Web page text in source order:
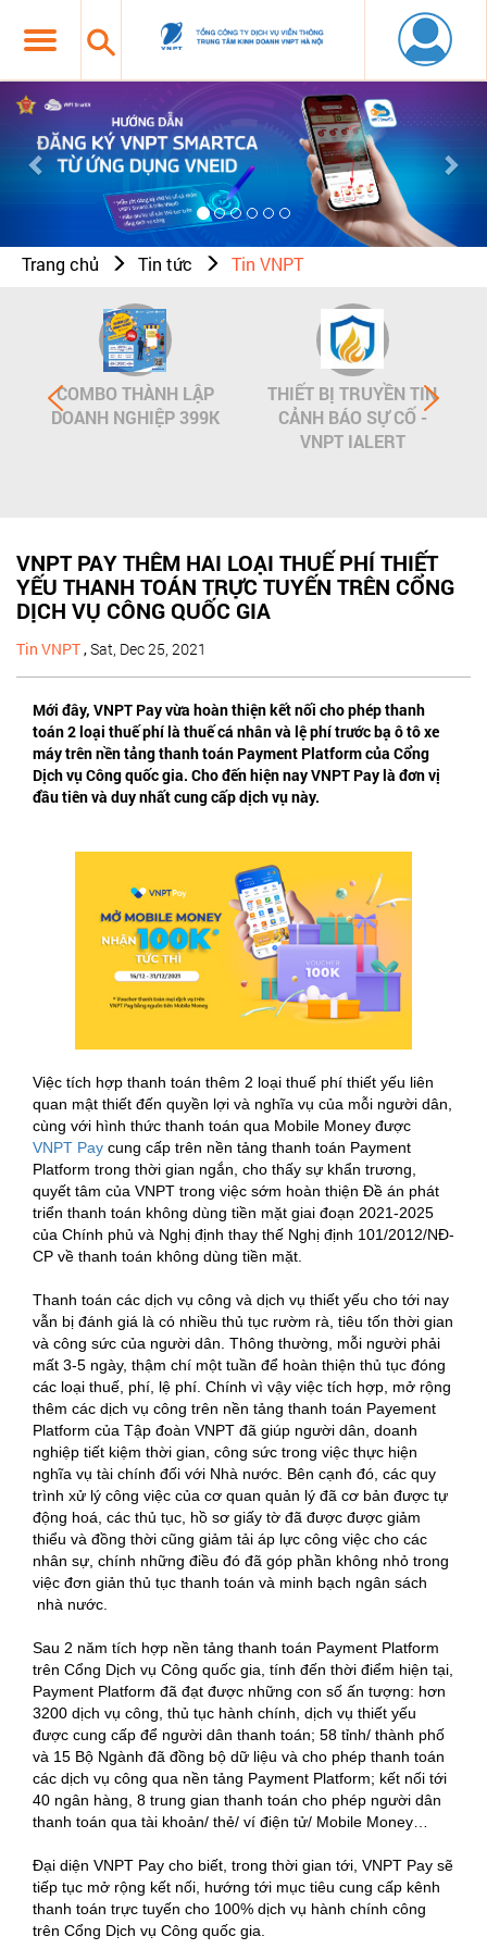
Previous
Trang chủ Tin tức Tin VNPT
COMBO THÀNH LẬP
DOANH NGHIỆP 399K
THIẾT BỊ TRUYỀN TIN
CẢNH BÁO SỰ CỐ -
VNPT IALERT
VNPT PAY THÊM HAI LOẠI THUẾ PHÍ THIẾT
YẾU THANH TOÁN TRỰC TUYẾN TRÊN CỔNG
DỊCH VỤ CÔNG QUỐC GIA
Tin VNPT,Sat, Dec 25, 2021
Mới đây, VNPT Pay vừa hoàn thiện kết nối cho phép thanh
toán 2 loại thuế phí là thuế cá nhân và lệ phí trước bạ ô tô xe
máy trên nền tảng thanh toán Payment Platform của Cổng
Dịch vụ Công quốc gia. Cho đến hiện nay VNPT Pay là đơn vị
đầu tiên và duy nhất cung cấp dịch vụ này.
Việc tích hợp thanh toán thêm 2 loại thuế phí thiết yếu liên
quan mật thiết đến quyền lợi và nghĩa vụ của mỗi người dân,
cùng với hình thức thanh toán qua Mobile Money được
VNPT Pay cung cấp trên nền tảng thanh toán Payment
Platform trong thời gian ngắn, cho thấy sự khẩn trương,
quyết tâm của VNPT trong việc sớm hoàn thiện Đề án phát
triển thanh toán không dùng tiền mặt giai đoạn 2021-2025
của Chính phủ và Nghị định thay thế Nghị định 101/2012/NĐ-
CP về thanh toán không dùng tiền mặt.
Thanh toán các dịch vụ công và dịch vụ thiết yếu cho tới nay
vẫn bị đánh giá là có nhiều thủ tục rườm rà, tiêu tốn thời gian
và công sức của người dân. Thông thường, mỗi người phải
mất 3-5 ngày, thậm chí một tuần để hoàn thiện thủ tục đóng
các loại thuế, phí, lệ phí. Chính vì vậy việc tích hợp, mở rộng
thêm các dịch vụ công trên nền tảng thanh toán Payement
Platform của Tập đoàn VNPT đã giúp người dân, doanh
nghiệp tiết kiệm thời gian, công sức trong việc thực hiện
nghĩa vụ tài chính đối với Nhà nước. Bên cạnh đó, các quy
trình xử lý công việc của cơ quan quản lý đã cơ bản được tự
động hoá, các thủ tục, hồ sơ giấy tờ đã được được giảm
thiểu và đồng thời cũng giảm tải áp lực công việc cho các
nhân sự, chính những điều đó đã góp phần không nhỏ trong
việc đơn giản thủ tục thanh toán và minh bạch ngân sách
nhà nước.
Sau 2 năm tích hợp nền tảng thanh toán Payment Platform
trên Cổng Dịch vụ Công quốc gia, tính đến thời điểm hiện tại,
Payment Platform đã đạt được những con số ấn tượng: hơn
3200 dịch vụ công, thủ tục hành chính, dịch vụ thiết yếu
được cung cấp để người dân thanh toán; 58 tỉnh/ thành phố
và 15 Bộ Ngành đã đồng bộ dữ liệu và cho phép thanh toán
các dịch vụ công qua nền tảng Payment Platform; kết nối tới
40 ngân hàng, 8 trung gian thanh toán cho phép người dân
thanh toán qua tài khoản/ thẻ/ ví điện tử/ Mobile Money…
Đại diện VNPT Pay cho biết, trong thời gian tới, VNPT Pay sẽ
tiếp tục mở rộng kết nối, hướng tới mục tiêu cung cấp kênh
thanh toán trực tuyến cho 100% dịch vụ hành chính công
trên Cổng Dịch vụ Công quốc gia.